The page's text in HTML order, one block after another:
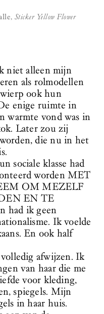
Sticker Yellow Flower
niet alleen mijn
als rolmodellen
ook hun
enige ruimte in
warmte vond was in
Later zou zij
die nu in het
sociale klasse had
worden MET
OM MEZELF
EN TE
had ik geen
Ik voelde
En ook half
afwijzen. Ik
van haar die me
voor kleding,
spiegels. Mijn
in haar huis.